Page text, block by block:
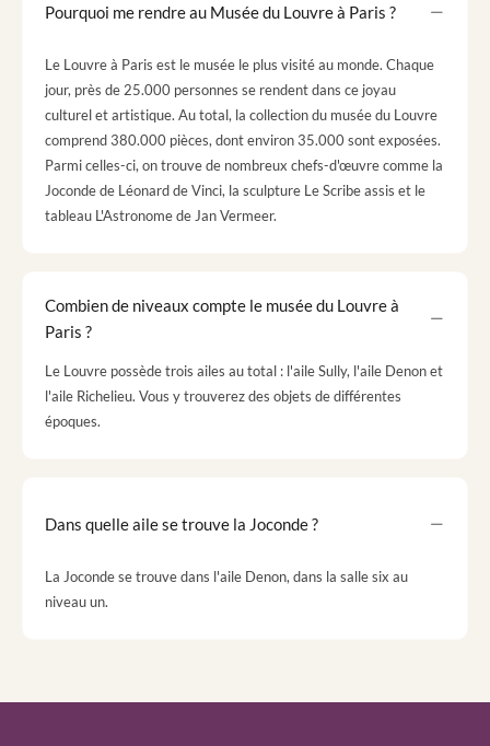
Pourquoi me rendre au Musée du Louvre à Paris ?
Le Louvre à Paris est le musée le plus visité au monde. Chaque
jour, près de 25.000 personnes se rendent dans ce joyau
culturel et artistique. Au total, la collection du musée du Louvre
comprend 380.000 pièces, dont environ 35.000 sont exposées.
Parmi celles-ci, on trouve de nombreux chefs-d'œuvre comme la
Joconde de Léonard de Vinci, la sculpture Le Scribe assis et le
tableau L'Astronome de Jan Vermeer.
Combien de niveaux compte le musée du Louvre à
Paris ?
Le Louvre possède trois ailes au total : l'aile Sully, l'aile Denon et
l'aile Richelieu. Vous y trouverez des objets de différentes
époques.
Dans quelle aile se trouve la Joconde ?
La Joconde se trouve dans l'aile Denon, dans la salle six au
niveau un.